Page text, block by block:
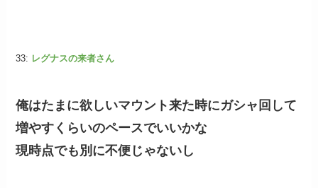
33: レグナスの来者さん
俺はたまに欲しいマウント来た時にガシャ回して
増やすくらいのペースでいいかな
現時点でも別に不便じゃないし